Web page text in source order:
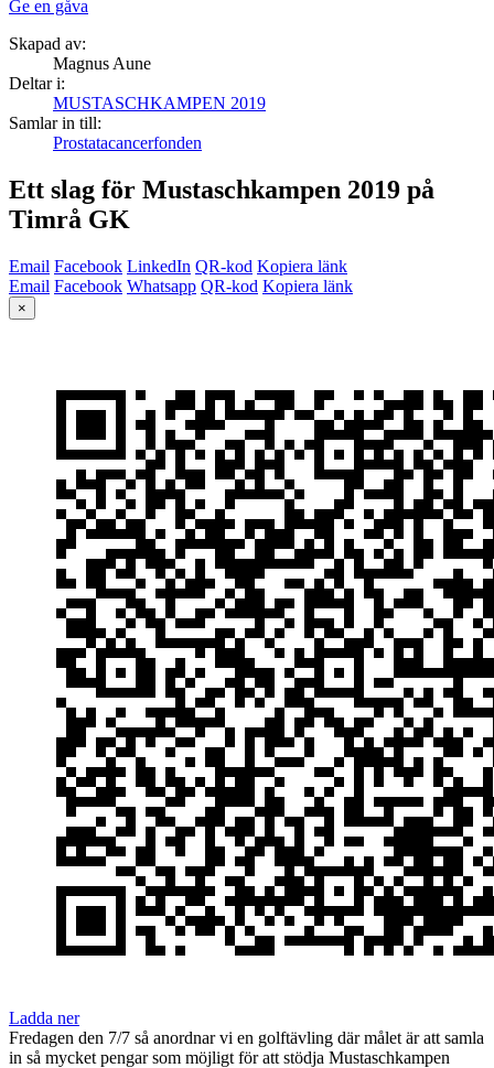
Ge en gåva
Skapad av:
Magnus Aune
Deltar i:
MUSTASCHKAMPEN 2019
Samlar in till:
Prostatacancerfonden
Ett slag för Mustaschkampen 2019 på
Timrå GK
Email Facebook LinkedIn QR-kod Kopiera länk
Email Facebook Whatsapp QR-kod Kopiera länk
×
Ladda ner
Fredagen den 7/7 så anordnar vi en golftävling där målet är att samla
in så mycket pengar som möjligt för att stödja Mustaschkampen